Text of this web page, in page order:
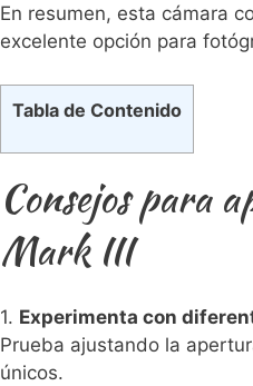
En resumen, esta cámara
excelente opción para
Tabla de Contenido
Consejos para
Mark III
1. Experimenta⁣ con
Prueba ajustando la
únicos.